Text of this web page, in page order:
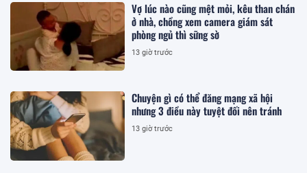
Vợ lúc nào cũng mệt mỏi, kêu than chán
ở nhà, chồng xem camera giám sát
phòng ngủ thì sững sờ
13 giờ trước
Chuyện gì có thể đăng mạng xã hội
nhưng 3 điều này tuyệt đối nên tránh
13 giờ trước